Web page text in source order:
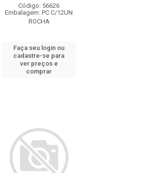
Código: 56626
Embalagem: PC C/12UN
ROCHA
Faça seu login ou
cadastre-se para
ver preços e
comprar